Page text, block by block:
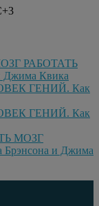
РАБОТАТЬ
Джима Квика
ГЕНИЙ. Как
ГЕНИЙ. Как
МОЗГ
и Джима